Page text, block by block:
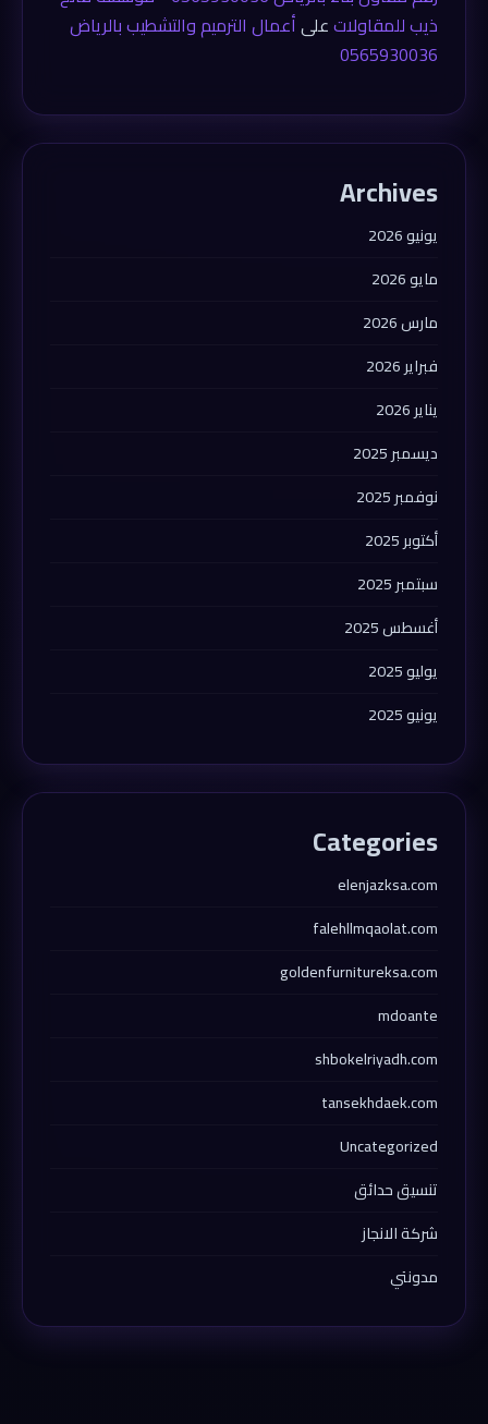
ذيب للمقاولاتعلىأعمال الترميم والتشطيب بالرياض
0565930036
Archives
يونيو 2026
مايو 2026
مارس 2026
فبراير 2026
يناير 2026
ديسمبر 2025
نوفمبر 2025
أكتوبر 2025
سبتمبر 2025
أغسطس 2025
يوليو 2025
يونيو 2025
Categories
elenjazksa.com
falehllmqaolat.com
goldenfurnitureksa.com
mdoante
shbokelriyadh.com
tansekhdaek.com
Uncategorized
تنسيق حدائق
شركة الانجاز
مدونتي